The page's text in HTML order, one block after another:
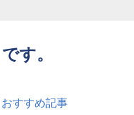
す。
おすすめ記事